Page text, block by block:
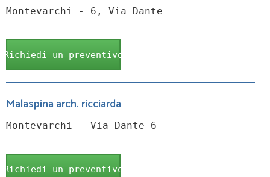
Montevarchi - 6, Via Dante
Richiedi un preventivo
Malaspina arch. ricciarda
Montevarchi - Via Dante 6
Richiedi un preventivo